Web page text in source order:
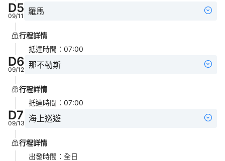
D5
09/11 羅馬
行程詳情
抵達時間 ： 07:00
D6
09/12 那不勒斯
行程詳情
抵達時間 ： 07:00
D7
09/13 海上巡遊
行程詳情
出發時間 ： 全日